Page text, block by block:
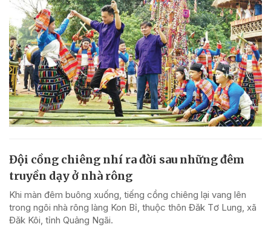
Đội cồng chiêng nhí ra đời sau những đêm
truyền dạy ở nhà rông
Khi màn đêm buông xuống, tiếng cồng chiêng lại vang lên
trong ngôi nhà rông làng Kon Bỉ, thuộc thôn Đăk Tơ Lung, xã
Đăk Kôi, tỉnh Quảng Ngãi.